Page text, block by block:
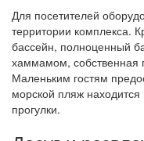
Для посетителей
территории комплекса.
бассейн, полноценный
хаммамом, собственная
Маленьким гостям
морской пляж
прогулки.